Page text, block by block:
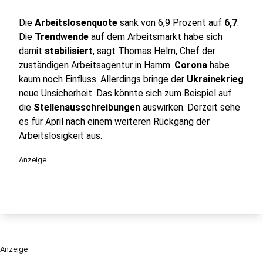
Die Arbeitslosenquote sank von 6,9 Prozent auf 6,7.
Die Trendwende auf dem Arbeitsmarkt habe sich
damit stabilisiert, sagt Thomas Helm, Chef der
zuständigen Arbeitsagentur in Hamm. Corona habe
kaum noch Einfluss. Allerdings bringe der Ukrainekrieg
neue Unsicherheit. Das könnte sich zum Beispiel auf
die Stellenausschreibungen auswirken. Derzeit sehe
es für April nach einem weiteren Rückgang der
Arbeitslosigkeit aus.
Anzeige
Anzeige